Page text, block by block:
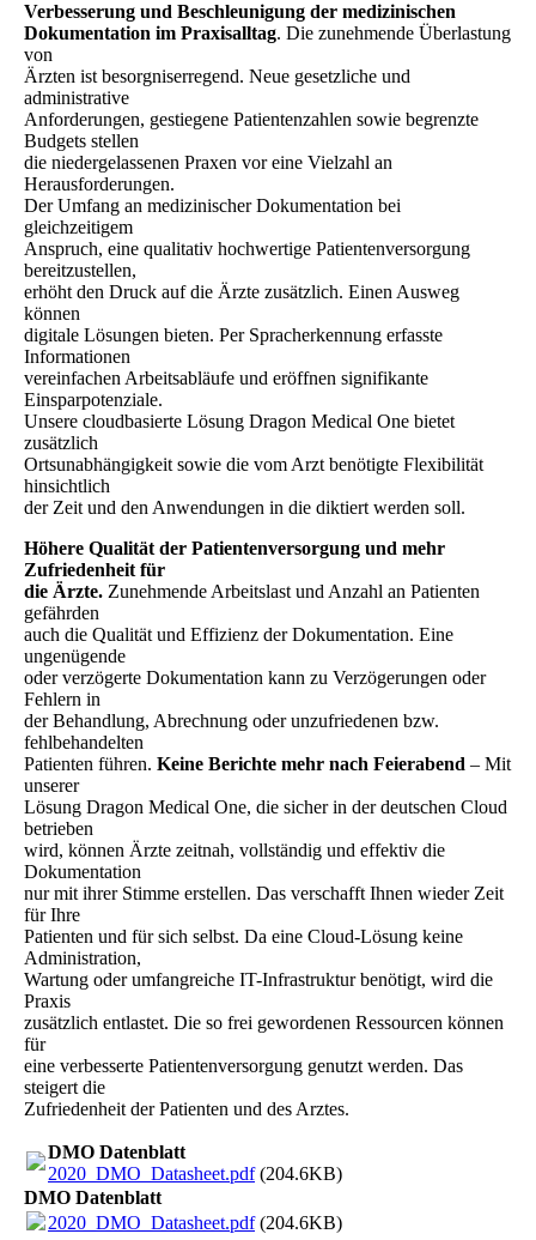
Verbesserung und Beschleunigung der medizinischen
Dokumentation im Praxisalltag. Die zunehmende Überlastung
von
Ärzten ist besorgniserregend. Neue gesetzliche und
administrative
Anforderungen, gestiegene Patientenzahlen sowie begrenzte
Budgets stellen
die niedergelassenen Praxen vor eine Vielzahl an
Herausforderungen.
Der Umfang an medizinischer Dokumentation bei
gleichzeitigem
Anspruch, eine qualitativ hochwertige Patientenversorgung
bereitzustellen,
erhöht den Druck auf die Ärzte zusätzlich. Einen Ausweg
können
digitale Lösungen bieten. Per Spracherkennung erfasste
Informationen
vereinfachen Arbeitsabläufe und eröffnen signifikante
Einsparpotenziale.
Unsere cloudbasierte Lösung Dragon Medical One bietet
zusätzlich
Ortsunabhängigkeit sowie die vom Arzt benötigte Flexibilität
hinsichtlich
der Zeit und den Anwendungen in die diktiert werden soll.
Höhere Qualität der Patientenversorgung und mehr
Zufriedenheit für
die Ärzte. Zunehmende Arbeitslast und Anzahl an Patienten
gefährden
auch die Qualität und Effizienz der Dokumentation. Eine
ungenügende
oder verzögerte Dokumentation kann zu Verzögerungen oder
Fehlern in
der Behandlung, Abrechnung oder unzufriedenen bzw.
fehlbehandelten
Patienten führen. Keine Berichte mehr nach Feierabend – Mit
unserer
Lösung Dragon Medical One, die sicher in der deutschen Cloud
betrieben
wird, können Ärzte zeitnah, vollständig und effektiv die
Dokumentation
nur mit ihrer Stimme erstellen. Das verschafft Ihnen wieder Zeit
für Ihre
Patienten und für sich selbst. Da eine Cloud-Lösung keine
Administration,
Wartung oder umfangreiche IT-Infrastruktur benötigt, wird die
Praxis
zusätzlich entlastet. Die so frei gewordenen Ressourcen können
für
eine verbesserte Patientenversorgung genutzt werden. Das
steigert die
Zufriedenheit der Patienten und des Arztes.
DMO Datenblatt
2020_DMO_Datasheet.pdf(204.6KB)
DMO Datenblatt
2020_DMO_Datasheet.pdf(204.6KB)